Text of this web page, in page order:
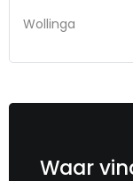
Wollinga
Waar